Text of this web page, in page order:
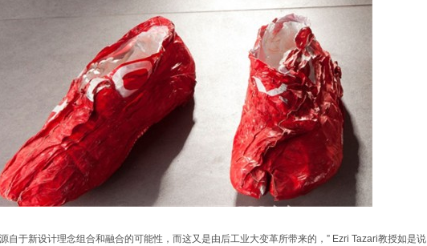
自于新设计理念组合和融合的可能性，而这又是由后工业大变革所带来的，” Ezri Tazari教授如是说